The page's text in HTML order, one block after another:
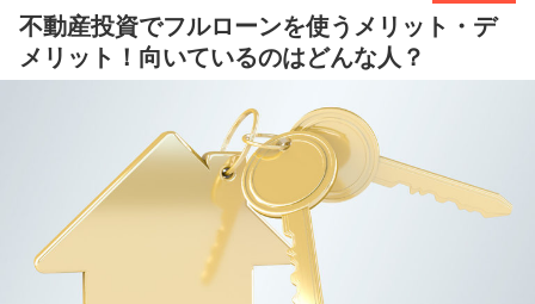
不動産投資でフルローンを使うメリット・デ
メリット！向いているのはどんな人？